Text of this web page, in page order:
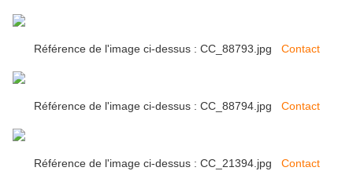
Référence de l'image ci-dessus : CC_88793.jpg Contact
Référence de l'image ci-dessus : CC_88794.jpg Contact
Référence de l'image ci-dessus : CC_21394.jpg Contact